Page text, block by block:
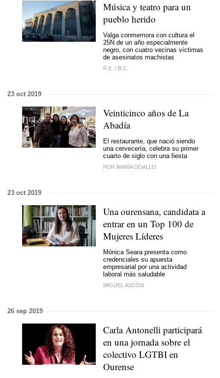
Música y teatro para un
pueblo herido
Valga conmemora con cultura el
25N de un año especialmente
negro, con cuatro vecinas víctimas
de asesinatos machistas
R.E. / B.C.
23 oct 2019
Veinticinco años de La
Abadía
El restaurante, que nació siendo
una cervecería, celebra su primer
cuarto de siglo con una fiesta
POR MARÍA DOALLO
23 oct 2019
Una ourensana, candidata a
entrar en un Top 100 de
Mujeres Líderes
Mónica Seara presenta como
credenciales su apuesta
empresarial por una actividad
laboral más saludable
MIGUEL ASCÓN
26 sep 2019
Carla Antonelli participará
en una jornada sobre el
colectivo LGTBI en
Ourense